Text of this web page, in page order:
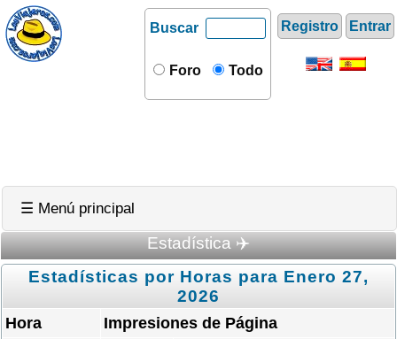
Registro Entrar
Buscar
Foro Todo
☰ Menú principal
Estadística ✈️
Estadísticas por Horas para Enero 27,
2026
Hora
Impresiones de Página